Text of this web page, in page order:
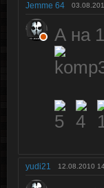
Jemme 64
А на
yudi21 12.08.2010